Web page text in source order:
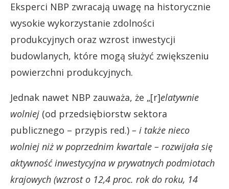
Eksperci NBP zwracają uwagę na historycznie
wysokie wykorzystanie zdolności
produkcyjnych oraz wzrost inwestycji
budowlanych, które mogą służyć zwiększeniu
powierzchni produkcyjnych.
Jednak nawet NBP zauważa, że „[r]elatywnie
wolniej (od przedsiębiorstw sektora
publicznego – przypis red.) – i także nieco
wolniej niż w poprzednim kwartale – rozwijała się
aktywność inwestycyjna w prywatnych podmiotach
krajowych (wzrost o 12,4 proc. rok do roku, 14